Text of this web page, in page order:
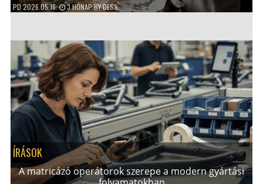
PD2026.05.16. 3 HÓNAPBYDESS
ÍRÁSOK
A matricázó operátorok szerepe a modern gyártási